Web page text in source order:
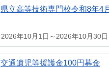
県立高等技術専門校令和8年4
2026年10月1日～2026年10月30日
交通遺児等援護金100円募金